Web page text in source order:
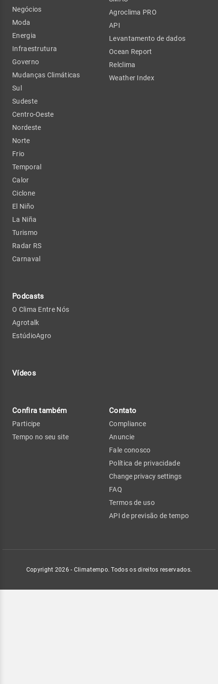
Negócios
Moda
Energia
Infraestrutura
Governo
Mudanças Climáticas
Sul
Sudeste
Centro-Oeste
Nordeste
Norte
Frio
Temporal
Calor
Ciclone
El Niño
La Niña
Turismo
Radar RS
Carnaval
Podcasts
O Clima Entre Nós
Agrotalk
EstúdioAgro
Vídeos
Agroclima PRO
API
Levantamento de dados
Ocean Report
Relclima
Weather Index
Confira também
Participe
Tempo no seu site
Contato
Compliance
Anuncie
Fale conosco
Política de privacidade
Change privacy settings
FAQ
Termos de uso
API de previsão de tempo
Copyright 2026 - Climatempo. Todos os direitos reservados.